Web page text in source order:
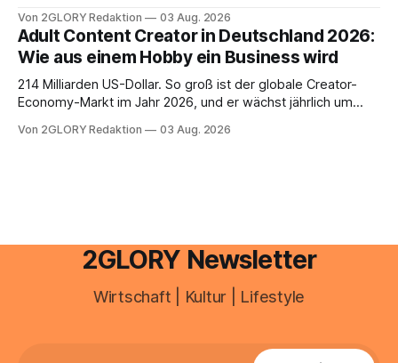
Drogerie – mehr ist zeitlich oft nicht drin. Dabei reagiert die
Haut empfindlich auf Stress, Schlafmangel und
Umwelteinflüsse: Sie wirkt müde, spannt oder neigt zu
Unreinheiten. Professionelle
Von 2GLORY Redaktion 03 Aug. 2026
Adult Content Creator in Deutschland 2026:
Wie aus einem Hobby ein Business wird
214 Milliarden US-Dollar. So groß ist der globale Creator-
Economy-Markt im Jahr 2026, und er wächst jährlich um
ist längst ein ernstzunehmender Wirtschaftszweig. Weltweit
Von 2GLORY Redaktion 03 Aug. 2026
2GLORY Newsletter
Wirtschaft | Kultur | Lifestyle